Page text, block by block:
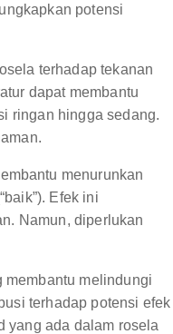
potensi
terhadap tekanan
dapat membantu
ringan hingga sedang.
menurunkan
Efek ini
Namun, diperlukan
membantu melindungi
terhadap potensi efek
yang ada dalam rosela